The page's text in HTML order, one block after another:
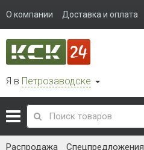
О компании Доставка и оплата
Я в Петрозаводске
Распродажа Спецпредложения